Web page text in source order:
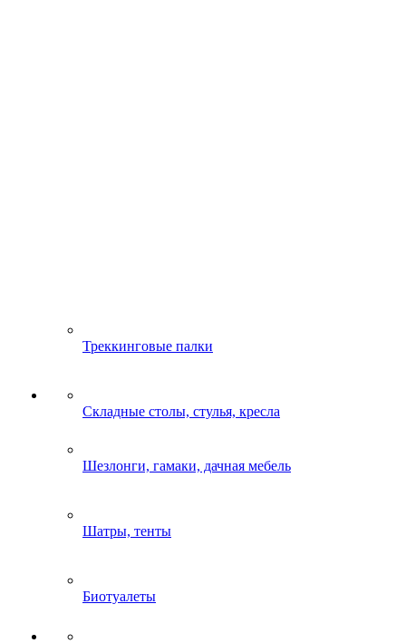
Треккинговые палки
Складные столы, стулья, кресла
Шезлонги, гамаки, дачная мебель
Шатры, тенты
Биотуалеты